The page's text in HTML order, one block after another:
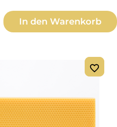
den gewünschten
In den Warenkorb